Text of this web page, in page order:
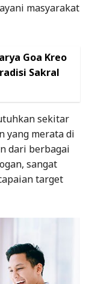
masyarakat
Goa Kreo
Sakral
sekitar
yang merata di
dari berbagai
sangat
target